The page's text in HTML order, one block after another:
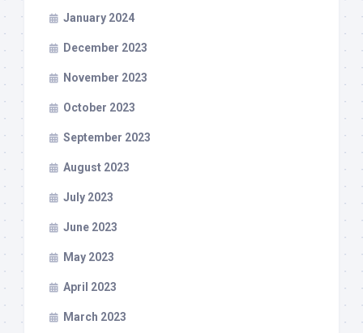
January 2024
December 2023
November 2023
October 2023
September 2023
August 2023
July 2023
June 2023
May 2023
April 2023
March 2023